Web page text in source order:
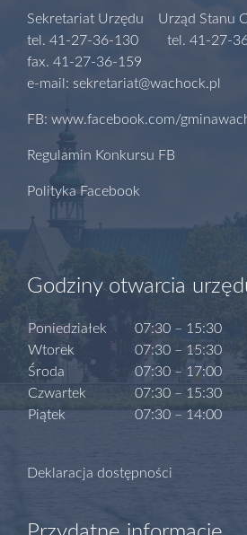
Sekretariat Urzędu Urząd Stanu
tel. 41-27-36-130 tel. 41-27-
fax. 41-27-36-159
e-mail: sekretariat@wachock.pl
FB: www.facebook.com/
Regulamin Konkursu FB
Polityka Facebook
Godziny otwarcia
Poniedziałek
Wtorek
Środa
Czwartek
Piątek
07:30 – 15:30
07:30 – 15:30
07:30 – 17:00
07:30 – 15:30
07:30 – 14:00
Deklaracja dostępności